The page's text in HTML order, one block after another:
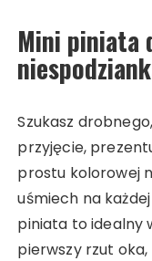
Mini piniata
Szukasz
przyjęcie,
prostu kolorowej
uśmiech na
piniata to idealny
pierwszy rzut